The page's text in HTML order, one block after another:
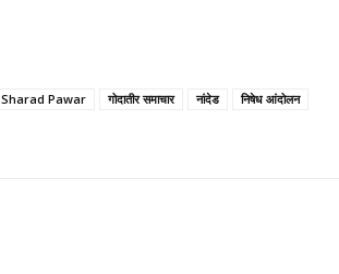
Sharad Pawar गोदातीर समाचार नांदेड
निषेध आंदोलन